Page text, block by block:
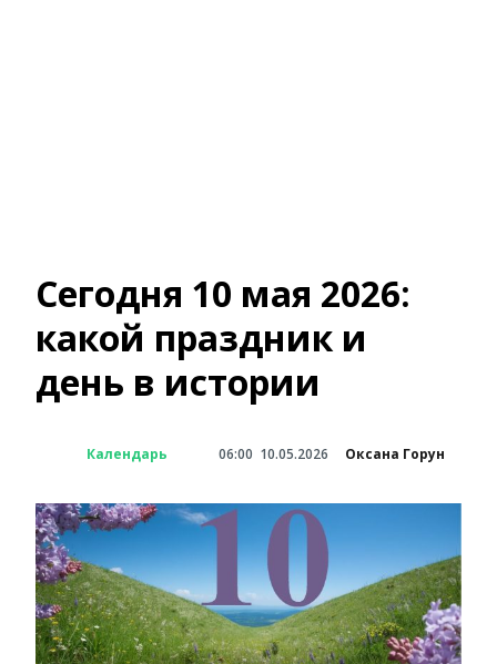
Сегодня 10 мая 2026:
какой праздник и
день в истории
Календарь 06:00 10.05.2026 Оксана Горун